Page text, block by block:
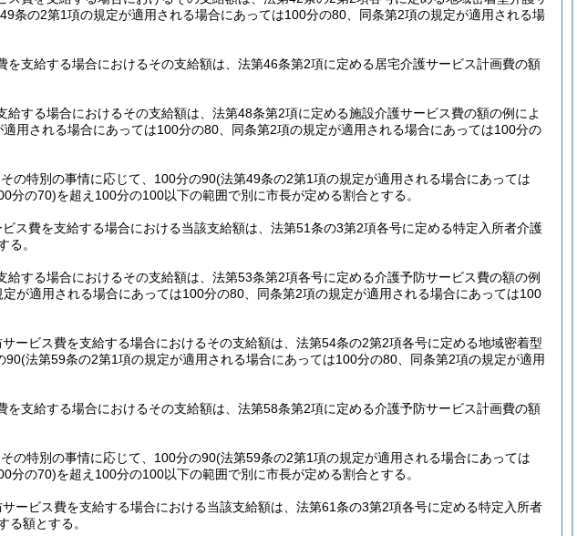
条の2第1項の規定が適用される場合にあっては100分の80、同条第2項の規定が適用される場
支給する場合におけるその支給額は、法第46条第2項に定める居宅介護サービス計画費の額
する場合におけるその支給額は、法第48条第2項に定める施設介護サービス費の額の例によ
用される場合にあっては100分の80、同条第2項の規定が適用される場合にあっては100分の
の特別の事情に応じて、100分の90(法第49条の2第1項の規定が適用される場合にあっては
分の70)を超え100分の100以下の範囲で別に市長が定める割合とする。
ス費を支給する場合における当該支給額は、法第51条の3第2項各号に定める特定入所者介護
る。
する場合におけるその支給額は、法第53条第2項各号に定める介護予防サービス費の額の例
が適用される場合にあっては100分の80、同条第2項の規定が適用される場合にあっては100
ービス費を支給する場合におけるその支給額は、法第54条の2第2項各号に定める地域密着型
90(法第59条の2第1項の規定が適用される場合にあっては100分の80、同条第2項の規定が適用
支給する場合におけるその支給額は、法第58条第2項に定める介護予防サービス計画費の額
の特別の事情に応じて、100分の90(法第59条の2第1項の規定が適用される場合にあっては
分の70)を超え100分の100以下の範囲で別に市長が定める割合とする。
ービス費を支給する場合における当該支給額は、法第61条の3第2項各号に定める特定入所者
る額とする。